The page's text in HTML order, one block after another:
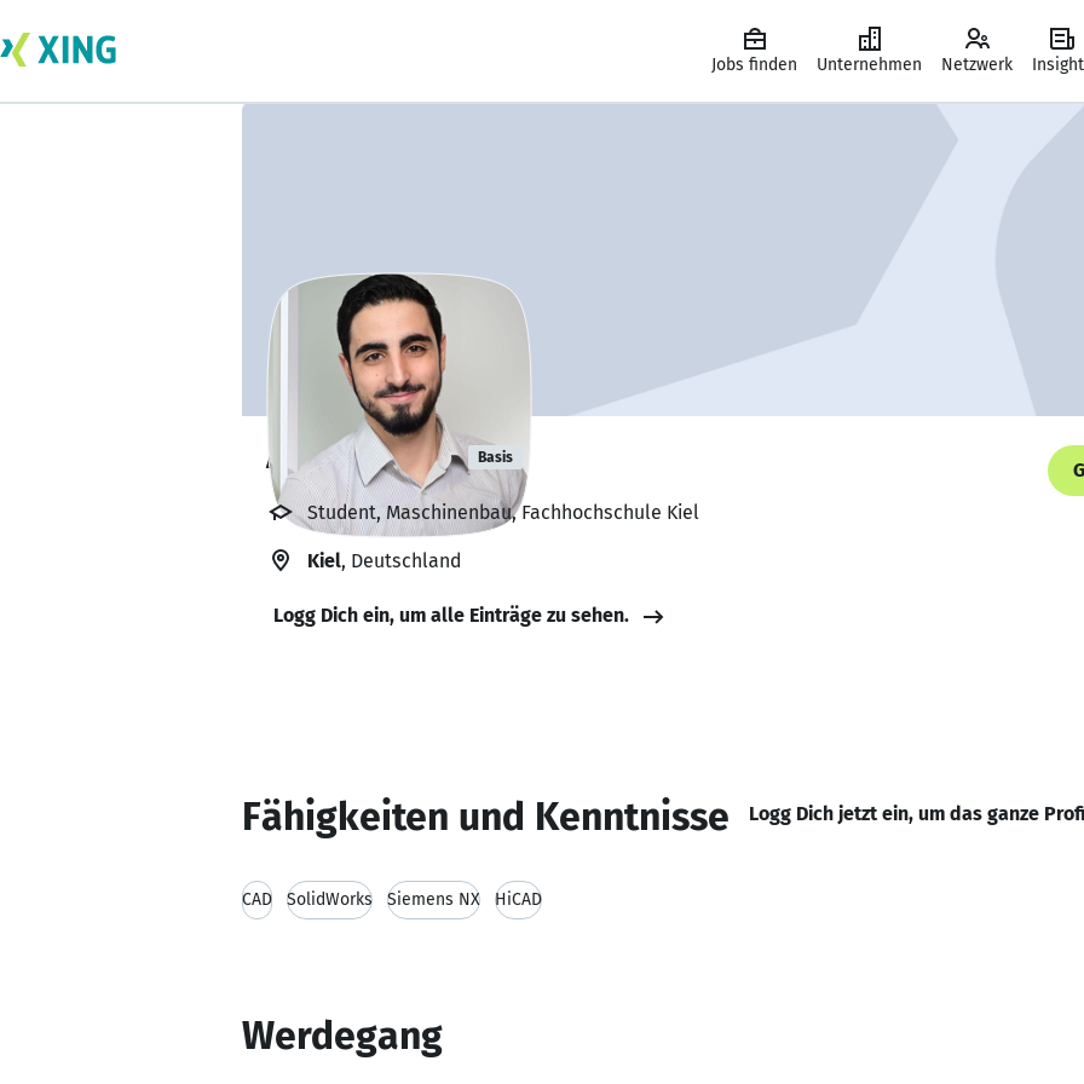
Jobs finden Unternehmen Netzwerk
Ahmed Ucan Basis
Student, Maschinenbau, Fachhochschule Kiel
Kiel, Deutschland
Logg Dich ein, um alle Einträge zu sehen.
Fähigkeiten und Kenntnisse Logg Dich jetzt ein, um das ganze
CAD SolidWorks Siemens NX HiCAD
Werdegang